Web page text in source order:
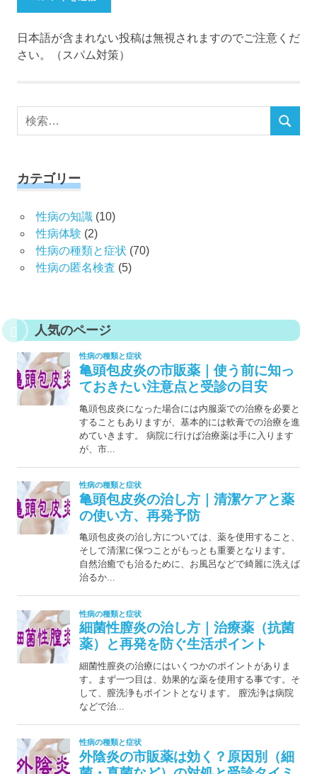
日本語が含まれない投稿は無視されますのでご注意くだ
さい。（スパム対策）
検
検
カテゴリー
性病の知識(10)
性病体験 (2)
性病の種類と症状 (70)
性病の匿名検査 (5)
人気のページ